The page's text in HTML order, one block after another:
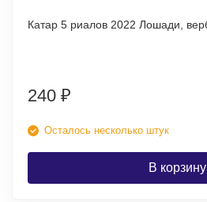
240 ₽
Осталось несколько штук
В корзину